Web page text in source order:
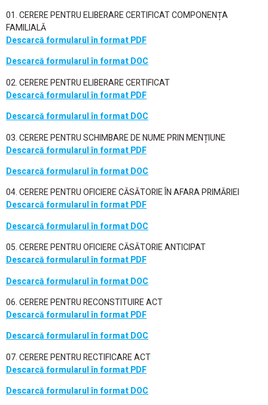
01. CERERE PENTRU ELIBERARE CERTIFICAT COMPONENȚA
FAMILIALĂ
Descarcă formularul în format PDF
Descarcă formularul în format DOC
02. CERERE PENTRU ELIBERARE CERTIFICAT
Descarcă formularul în format PDF
Descarcă formularul în format DOC
03. CERERE PENTRU SCHIMBARE DE NUME PRIN MENȚIUNE
Descarcă formularul în format PDF
Descarcă formularul în format DOC
04. CERERE PENTRU OFICIERE CĂSĂTORIE ÎN AFARA PRIMĂRIEI
Descarcă formularul în format PDF
Descarcă formularul în format DOC
05. CERERE PENTRU OFICIERE CĂSĂTORIE ANTICIPAT
Descarcă formularul în format PDF
Descarcă formularul în format DOC
06. CERERE PENTRU RECONSTITUIRE ACT
Descarcă formularul în format PDF
Descarcă formularul în format DOC
07. CERERE PENTRU RECTIFICARE ACT
Descarcă formularul în format PDF
Descarcă formularul în format DOC